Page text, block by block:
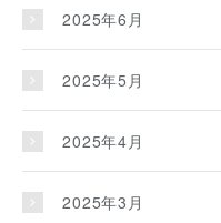
2025年6月
2025年5月
2025年4月
2025年3月